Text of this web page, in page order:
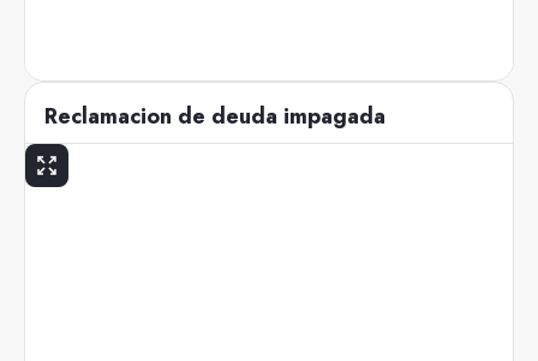
Reclamacion de deuda impagada